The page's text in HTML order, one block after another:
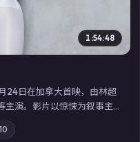
1:54:48
24日在加拿大首映，由林超
主演。影片以惊悚为叙事主
链；摄影与配乐强化地域气
电视剧在线看」延展检索